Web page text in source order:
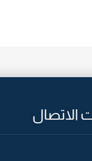
الاتصال